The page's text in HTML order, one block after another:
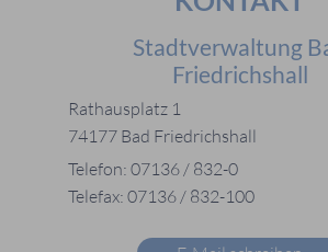
Stadtverwaltung
Friedrichshall
Rathausplatz 1
74177 Bad Friedrichshall
Telefon: 07136 / 832-0
Telefax: 07136 / 832-100